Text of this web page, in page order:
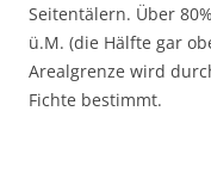
Seitentälern. Über
ü.M. (die Hälfte gar
Arealgrenze wird
Fichte bestimmt.